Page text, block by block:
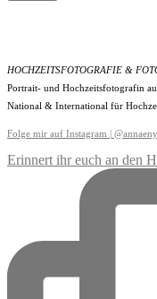
HOCHZEITSFOTOGRAFIE &
Portrait- und Hochzeitsfotografin
National & International für
Folge mir auf Instagram |
Erinnert ihr euch an den